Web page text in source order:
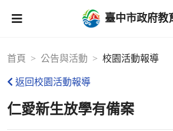
臺中市政府教
首頁 公告與活動 校園活動報導
返回校園活動報導
仁愛新生放學有備案